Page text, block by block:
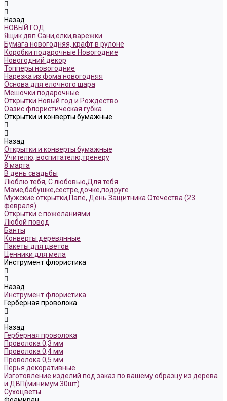
Назад
НОВЫЙ ГОД
Ящик двп Сани,ёлки,варежки
Бумага новогодняя, крафт в рулоне
Коробки подарочные Новогодние
Новогодний декор
Топперы новогодние
Нарезка из фома новогодняя
Основа для елочного шара
Мешочки подарочные
Открытки Новый год и Рождество
Оазис флористическая губка
Открытки и конверты бумажные
Назад
Открытки и конверты бумажные
Учителю, воспитателю,тренеру
8 марта
В день свадьбы
Люблю тебя, С любовью,Для тебя
Маме,бабушке,сестре,дочке,подруге
Мужские открытки,Папе, День Защитника Отечества (23
февраля)
Открытки с пожеланиями
Любой повод
Банты
Конверты деревянные
Пакеты для цветов
Ценники для мела
Инструмент флористика
Назад
Инструмент флористика
Герберная проволока
Назад
Герберная проволока
Проволока 0,3 мм
Проволока 0,4 мм
Проволока 0,5 мм
Перья декоративные
Изготовление изделий под заказ по вашему образцу из дерева
и ДВП(минимум 30шт)
Сухоцветы